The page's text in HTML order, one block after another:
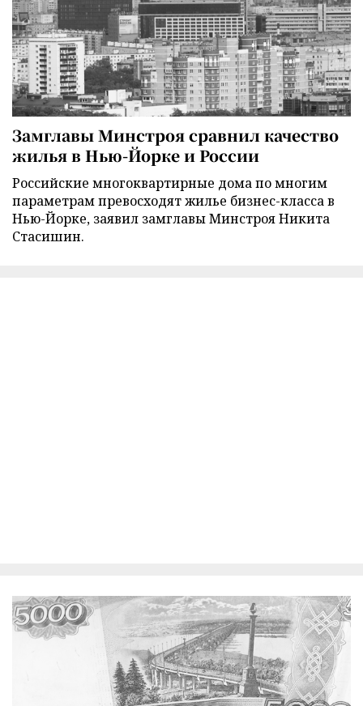
Замглавы Минстроя сравнил качество
жилья в Нью-Йорке и России
Российские многоквартирные дома по многим
параметрам превосходят жилье бизнес-класса в
Нью-Йорке, заявил замглавы Минстроя Никита
Стасишин.